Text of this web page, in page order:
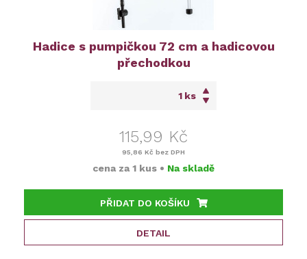
Hadice s pumpičkou 72 cm a hadicovou
přechodkou
ks
115,99 Kč
95,86 Kč bez DPH
cena za 1 kus • Na skladě
PŘIDAT DO KOŠÍKU
DETAIL